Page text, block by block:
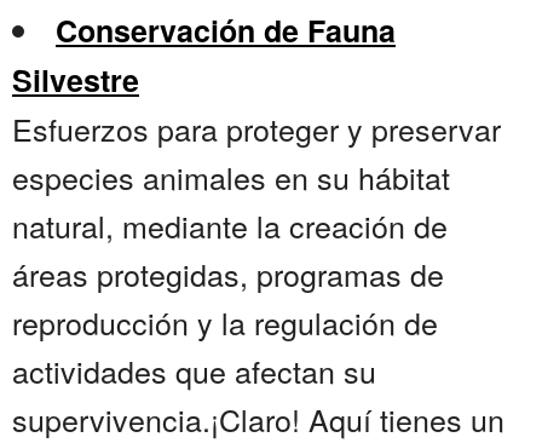
Conservación de Fauna
Silvestre
Esfuerzos para proteger y preservar
especies animales en su hábitat
natural, mediante la creación de
áreas protegidas, programas de
reproducción y la regulación de
actividades que afectan su
supervivencia.¡Claro! Aquí tienes un